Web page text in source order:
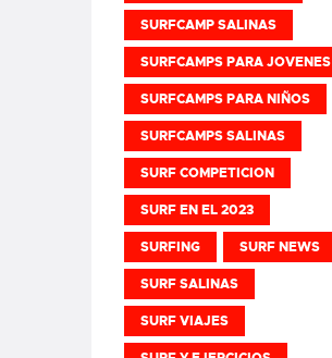
SURFCAMP SALINAS
SURFCAMPS PARA JOVENES
SURFCAMPS PARA NIÑOS
SURFCAMPS SALINAS
SURF COMPETICION
SURF EN EL 2023
SURFING SURF NEWS
SURF SALINAS
SURF VIAJES